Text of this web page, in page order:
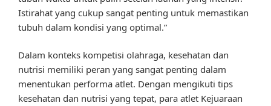
Istirahat yang cukup sangat penting untuk memastikan
tubuh dalam kondisi yang optimal.”
Dalam konteks kompetisi olahraga, kesehatan dan
nutrisi memiliki peran yang sangat penting dalam
menentukan performa atlet. Dengan mengikuti tips
kesehatan dan nutrisi yang tepat, para atlet Kejuaraan